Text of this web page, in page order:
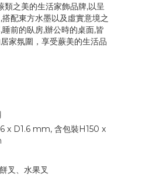
之美的生活家飾品牌,以呈
配東方水墨以及虛實意境之
前的臥房,辦公時的桌面,皆
家氛圍，享受蕨美的生活品
x D1.6 mm, 含包裝H150 x
叉、水果叉